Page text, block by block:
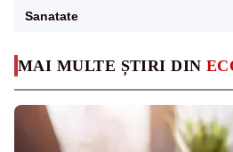
MAI MULTE ȘTIRI DIN
Sanatate